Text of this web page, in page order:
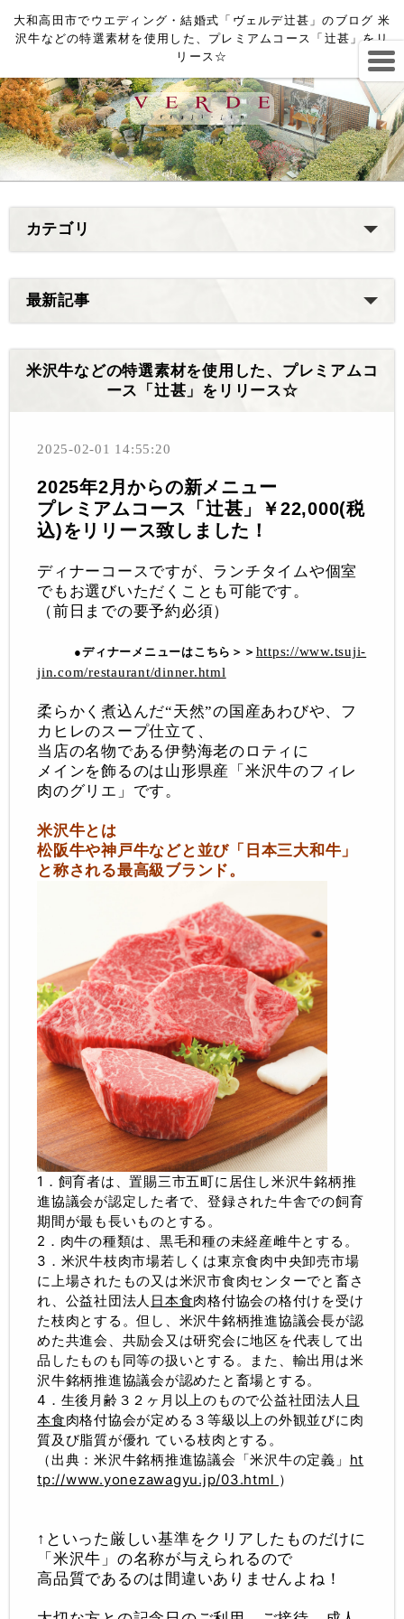
大和高田市でウエディング・結婚式「ヴェルデ辻甚」のブログ 米
沢牛などの特選素材を使用した、プレミアムコース「辻甚」をリ
リース☆
カテゴリ
最新記事
米沢牛などの特選素材を使用した、プレミアムコ
ース「辻甚」をリリース☆
2025-02-01 14:55:20
2025年2月からの新メニュー
プレミアムコース「辻甚」￥22,000(税
込)をリリース致しました！
ディナーコースですが、ランチタイムや個室
でもお選びいただくことも可能です。
（前日までの要予約必須）
●ディナーメニューはこちら＞＞ https://www.tsuji-
jin.com/restaurant/dinner.html
柔らかく煮込んだ“天然”の国産あわびや、フ
カヒレのスープ仕立て、
当店の名物である伊勢海老のロティに
メインを飾るのは山形県産「米沢牛のフィレ
肉のグリエ」です。
米沢牛とは
松阪牛や神戸牛などと並び「日本三大和牛」
と称される最高級ブランド。
1．飼育者は、置賜三市五町に居住し米沢牛銘柄推
進協議会が認定した者で、登録された牛舎での飼育
期間が最も長いものとする。
2．肉牛の種類は、黒毛和種の未経産雌牛とする。
3．米沢牛枝肉市場若しくは東京食肉中央卸売市場
に上場されたもの又は米沢市食肉センターでと畜さ
れ、公益社団法人 日本食肉格付協会の格付けを受け
た枝肉とする。但し、米沢牛銘柄推進協議会長が認
めた共進会、共励会又は研究会に地区を代表して出
品したものも同等の扱いとする。また、輸出用は米
沢牛銘柄推進協議会が認めたと畜場とする。
4．生後月齢３２ヶ月以上のもので公益社団法人 日
本食肉格付協会が定める３等級以上の外観並びに肉
質及び脂質が優れ ている枝肉とする。
（出典：米沢牛銘柄推進協議会「米沢牛の定義」 ht
tp://www.yonezawagyu.jp/03.html ）
↑といった厳しい基準をクリアしたものだけに
「米沢牛」の名称が与えられるので
高品質であるのは間違いありませんよね！